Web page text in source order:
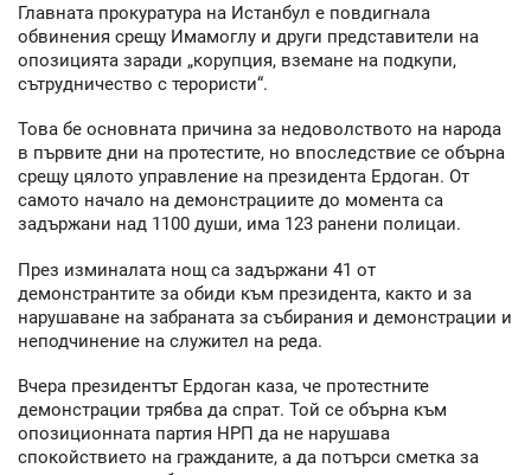
Главната прокуратура на Истанбул е повдигнала
обвинения срещу Имамоглу и други представители на
опозицията заради „корупция, вземане на подкупи,
сътрудничество с терористи“.
Това бе основната причина за недоволството на народа
в първите дни на протестите, но впоследствие се обърна
срещу цялото управление на президента Ердоган. От
самото начало на демонстрациите до момента са
задържани над 1100 души, има 123 ранени полицаи.
През изминалата нощ са задържани 41 от
демонстрантите за обиди към президента, както и за
нарушаване на забраната за събирания и демонстрации и
неподчинение на служител на реда.
Вчера президентът Ердоган каза, че протестните
демонстрации трябва да спрат. Той се обърна към
опозиционната партия НРП да не нарушава
спокойствието на гражданите, а да потърси сметка за